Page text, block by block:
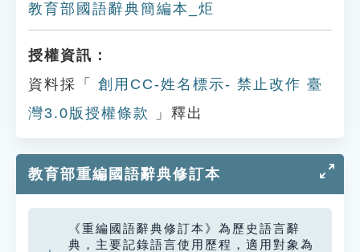
教育部國語辭典簡編本_炬
授權資訊：
資料採「
創用CC-姓名標示- 禁止改作 臺
灣3.0版授權條款
」釋出
教育部重編國語辭典修訂本
《重編國語辭典修訂本》為歷史語言辭
典，主要記錄語言使用歷程，適用對象為